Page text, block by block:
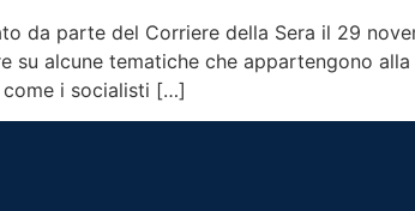
da parte del Corriere della Sera il 29
su alcune tematiche che appartengono
i socialisti […]